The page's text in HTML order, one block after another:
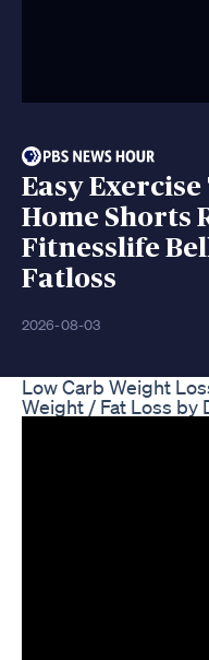
Easy
Home Shorts
Fitnesslife
Fatloss
2026-08-03
Low Carb Weight
Weight / Fat Loss by